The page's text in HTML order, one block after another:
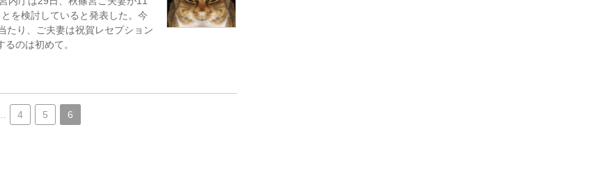
を検討していると発表した。今
たり、ご夫妻は祝賀レセプション
のは初めて。
4 5 6